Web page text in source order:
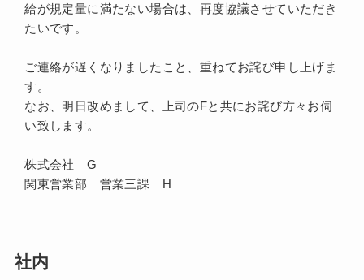
給が規定量に満たない場合は、再度協議させていただき
たいです。
ご連絡が遅くなりましたこと、重ねてお詫び申し上げま
す。
なお、明日改めまして、上司のFと共にお詫び方々お伺
い致します。
株式会社 G
関東営業部 営業三課 H
社内